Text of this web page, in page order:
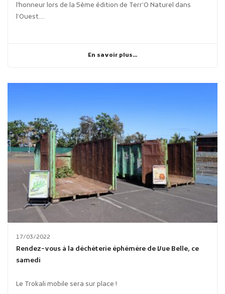
l’honneur lors de la 5ème édition de Terr’O Naturel dans
l’Ouest....
En savoir plus...
17/03/2022
Rendez-vous à la déchèterie éphémère de Vue Belle, ce
samedi
Le Trokali mobile sera sur place !